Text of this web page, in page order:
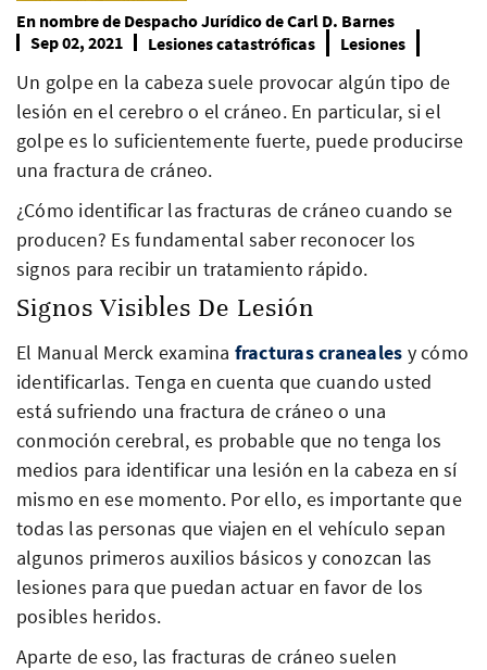
En nombre de Despacho Jurídico de Carl D. Barnes
Sep 02, 2021
Lesiones catastróficas Lesiones
Un golpe en la cabeza suele provocar algún tipo de
lesión en el cerebro o el cráneo. En particular, si el
golpe es lo suficientemente fuerte, puede producirse
una fractura de cráneo.
¿Cómo identificar las fracturas de cráneo cuando se
producen? Es fundamental saber reconocer los
signos para recibir un tratamiento rápido.
Signos Visibles De Lesión
El Manual Merck examina fracturas craneales y cómo
identificarlas. Tenga en cuenta que cuando usted
está sufriendo una fractura de cráneo o una
conmoción cerebral, es probable que no tenga los
medios para identificar una lesión en la cabeza en sí
mismo en ese momento. Por ello, es importante que
todas las personas que viajen en el vehículo sepan
algunos primeros auxilios básicos y conozcan las
lesiones para que puedan actuar en favor de los
posibles heridos.
Aparte de eso, las fracturas de cráneo suelen